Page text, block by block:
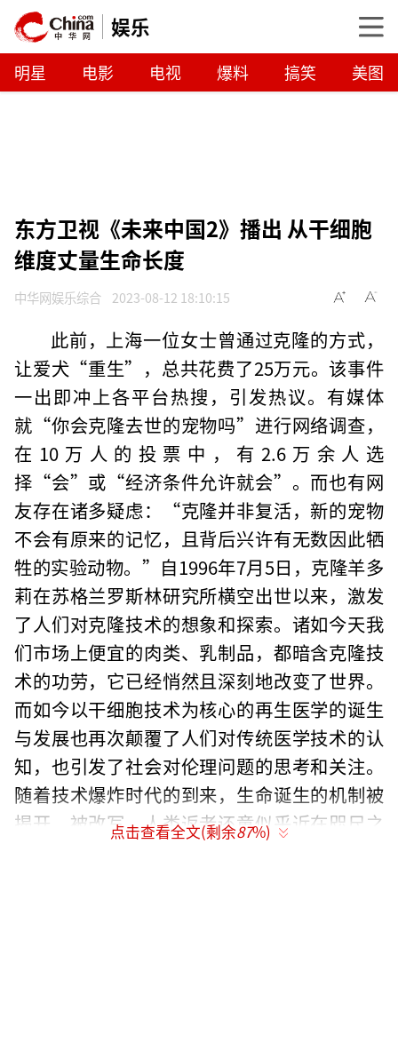
娱乐
明星 电影 电视 爆料 搞笑 美图
东方卫视《未来中国2》播出 从干细胞
维度丈量生命长度
中华网娱乐综合 2023-08-12 18:10:15
此前，上海一位女士曾通过克隆的方式，
让爱犬“重生”，总共花费了25万元。该事件
一出即冲上各平台热搜，引发热议。有媒体
就“你会克隆去世的宠物吗”进行网络调查，
在10万人的投票中，有2.6万余人选
择“会”或“经济条件允许就会”。而也有网
友存在诸多疑虑：“克隆并非复活，新的宠物
不会有原来的记忆，且背后兴许有无数因此牺
牲的实验动物。”自1996年7月5日，克隆羊多
莉在苏格兰罗斯林研究所横空出世以来，激发
了人们对克隆技术的想象和探索。诸如今天我
们市场上便宜的肉类、乳制品，都暗含克隆技
术的功劳，它已经悄然且深刻地改变了世界。
而如今以干细胞技术为核心的再生医学的诞生
与发展也再次颠覆了人们对传统医学技术的认
知，也引发了社会对伦理问题的思考和关注。
随着技术爆炸时代的到来，生命诞生的机制被
揭开、被改写，人类返老还童似乎近在咫尺之
点击查看全文(剩余87%)